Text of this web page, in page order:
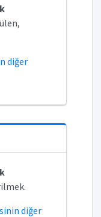
diğer
diğer